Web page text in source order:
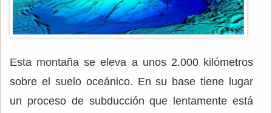
Esta montaña se eleva a unos 2.000 kilómetros
sobre el suelo oceánico. En su base tiene lugar
un proceso de subducción que lentamente está